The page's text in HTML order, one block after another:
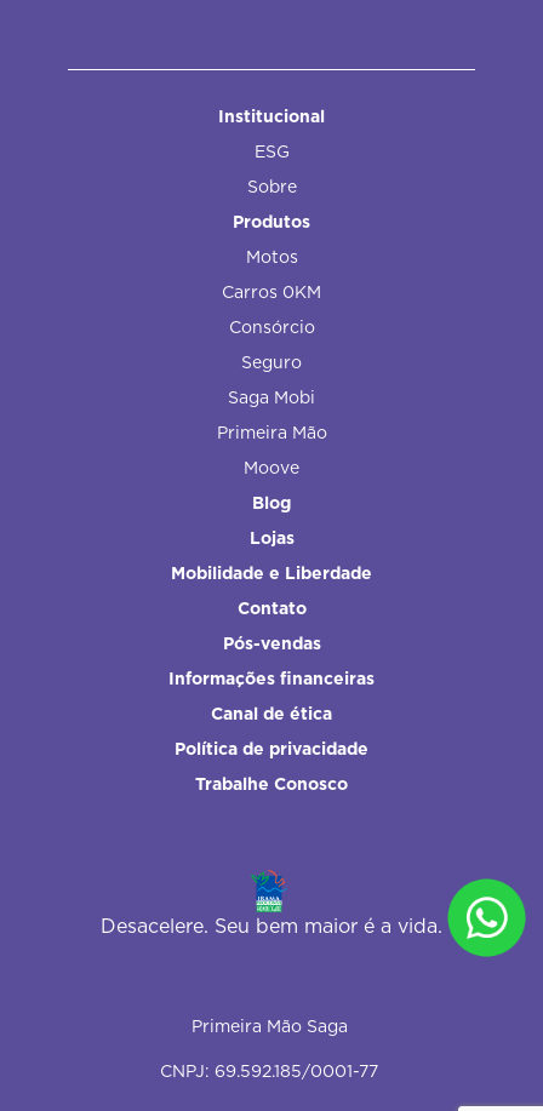
Institucional
ESG
Sobre
Produtos
Motos
Carros 0KM
Consórcio
Seguro
Saga Mobi
Primeira Mão
Moove
Blog
Lojas
Mobilidade e Liberdade
Contato
Pós-vendas
Informações financeiras
Canal de ética
Política de privacidade
Trabalhe Conosco
Desacelere. Seu bem maior é a vida.
Primeira Mão Saga
CNPJ: 69.592.185/0001-77